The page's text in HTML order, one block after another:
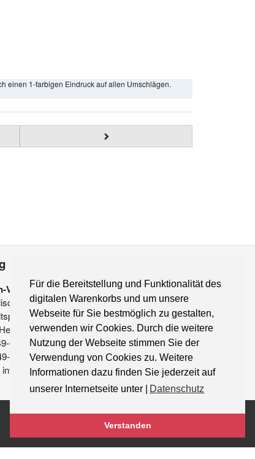
Für die Bereitstellung und Funktionalität des
digitalen Warenkorbs und um unsere
Webseite für Sie bestmöglich zu gestalten,
verwenden wir Cookies. Durch die weitere
Nutzung der Webseite stimmen Sie der
Verwendung von Cookies zu. Weitere
Informationen dazu finden Sie jederzeit auf
unserer Internetseite unter |
Datenschutz
Verstanden
einen 1-farbigen Eindruck auf allen Umschlägen.
Verlag
Horn GmbH
11 a
6221-90 509-0
6221-90 509-20
verlag.de